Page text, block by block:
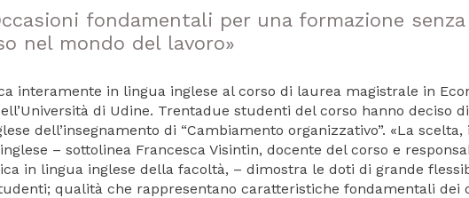
fondamentali per una formazione
nel mondo del lavoro»
interamente in lingua inglese al corso di laurea magistrale in
di Udine. Trentadue studenti del corso hanno deciso
dell’insegnamento di “Cambiamento organizzativo”. «La
– sottolinea Francesca Visintin, docente del corso e
in lingua inglese della facoltà, – dimostra le doti di grande
qualità che rappresentano caratteristiche fondamentali dei